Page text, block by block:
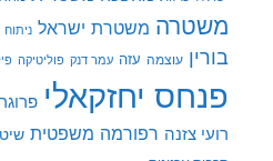
משטרה משטרת ישראל
בורין עוצמה עזה עמר דנק פוליטיקה
פנחס יחזקאלי
רועי צזנה רפורמה משפטית